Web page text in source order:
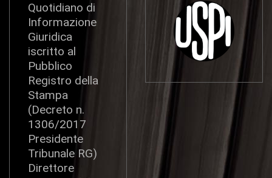
Quotidiano di
Informazione
Giuridica
iscritto al
Pubblico
Registro della
Stampa
(Decreto n.
1306/2017
Presidente
Tribunale RG)
Direttore